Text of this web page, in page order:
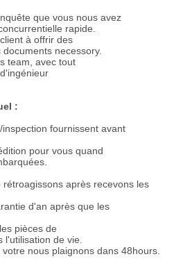
que vous nous avez
rapide.
à offrir des
necessory.
team, avec tout
:
fournissent avant
pour vous quand
rétroagissons après recevons les
d'an après que les
pièces de
l'utilisation de vie.
nous plaignons dans 48hours.